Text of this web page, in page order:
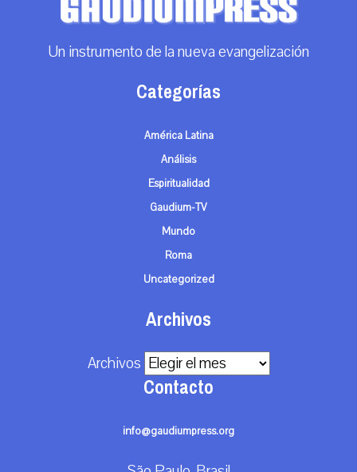
Un instrumento de la nueva evangelización
Categorías
América Latina
Análisis
Espiritualidad
Gaudium-TV
Mundo
Roma
Uncategorized
Archivos
Archivos
Contacto
info@gaudiumpress.org